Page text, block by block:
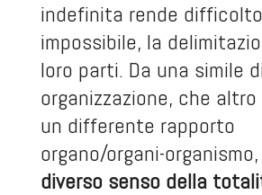
indefinita rende
impossibile, la
loro parti. Da una simile
organizzazione, che
un differente rapporto
organo/organi-
diverso senso della